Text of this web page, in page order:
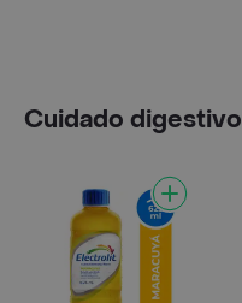
Cuidado digestivo